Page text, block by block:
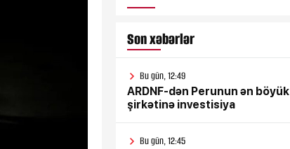
Son xəbərlər
Bu gün, 12:49
ARDNF-dən Perunun ən böyük
şirkətinə investisiya
Bu gün, 12:45